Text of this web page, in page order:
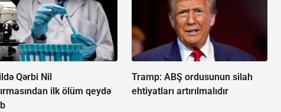
Qərbi Nil
ilk ölüm qeydə
Tramp: ABŞ ordusunun silah
ehtiyatları artırılmalıdır